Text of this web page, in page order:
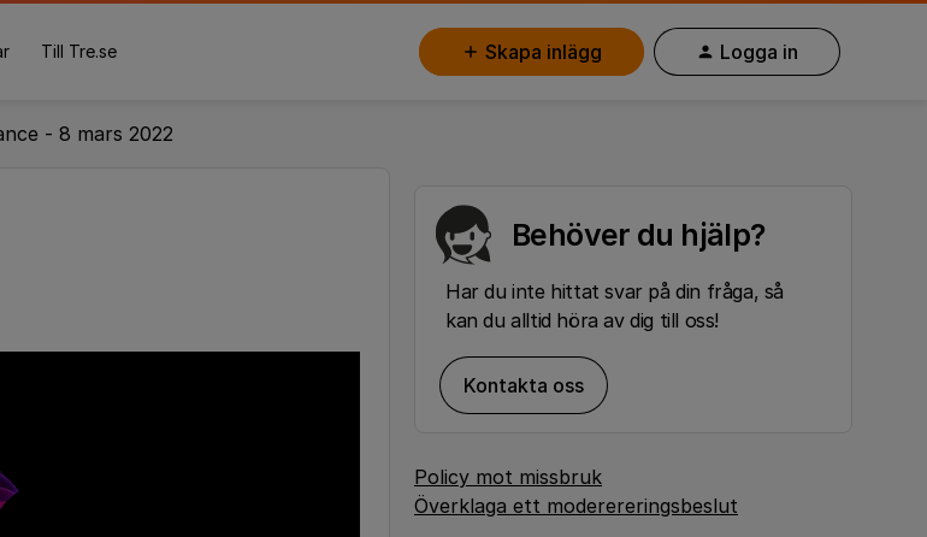
Till Tre.se Skapa inlägg Logga in
- 8 mars 2022
Behöver du hjälp?
Har du inte hittat svar på din fråga, så
kan du alltid höra av dig till oss!
Kontakta oss
Policy mot missbruk
Överklaga ett moderereringsbeslut